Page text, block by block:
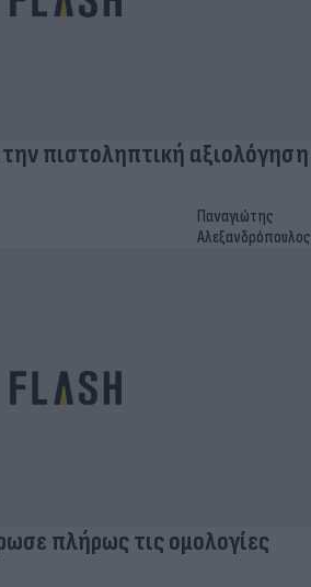
πιστοληπτική αξιολόγηση
Παναγιώτης
Αλεξανδρόπουλος
πλήρως τις ομολογίες